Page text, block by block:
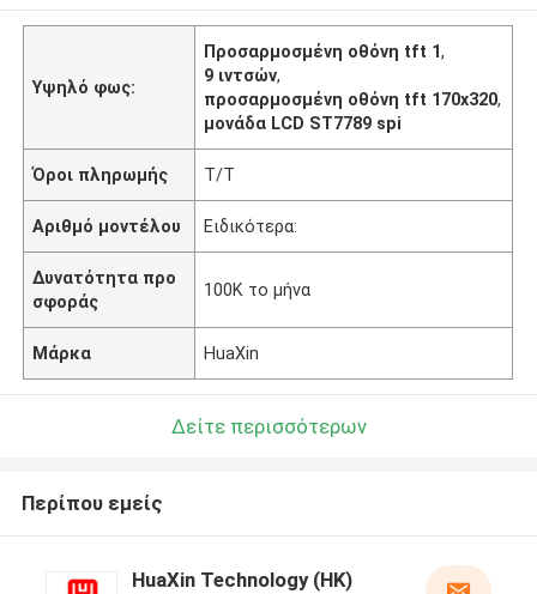
Υψηλό φως:
Προσαρμοσμένη οθόνη tft 1,
9 ιντσών,
προσαρμοσμένη οθόνη tft 170x320,
μονάδα LCD ST7789 spi
Όροι πληρωμής T/T
Αριθμό μοντέλου Ειδικότερα:
Δυνατότητα προ
σφοράς
100K το μήνα
Μάρκα HuaXin
Δείτε περισσότερων
Περίπου εμείς
HuaXin Technology (HK)